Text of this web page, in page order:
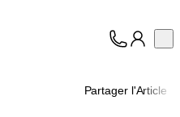
Partager l'Article